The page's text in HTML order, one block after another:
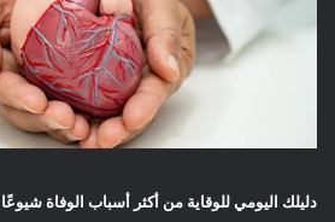
دليلك اليومي للوقاية من أكثر أسباب الوفاة شيوعًا